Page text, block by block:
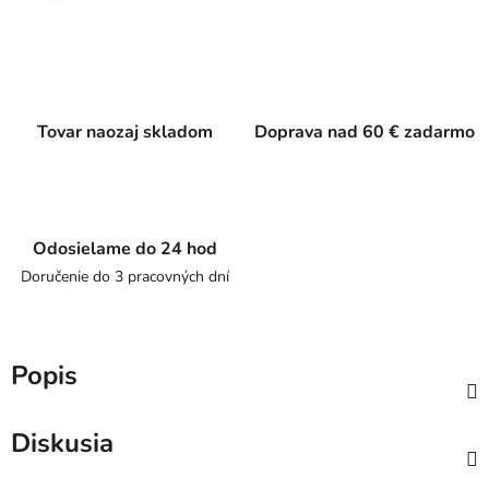
Tovar naozaj skladom Doprava nad 60 € zadarmo
Odosielame do 24 hod
Doručenie do 3 pracovných dní
Popis
Diskusia